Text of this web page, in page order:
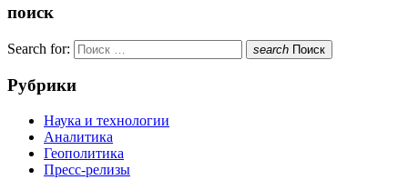
поиск
Search for: search Поиск
Рубрики
Наука и технологии
Аналитика
Геополитика
Пресс-релизы